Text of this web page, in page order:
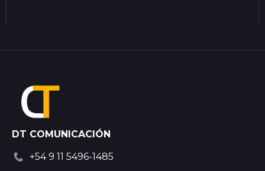
DT COMUNICACIÓN
+54 9 11 5496-1485